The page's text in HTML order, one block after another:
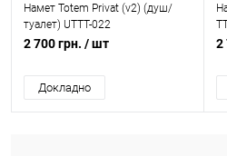
Намет Totem Privat (v2) (душ/
туалет) UTTT-022
2 700 грн. / шт
Докладно
2